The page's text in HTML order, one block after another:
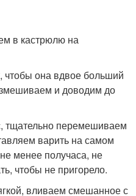
в кастрюлю на
чтобы она вдвое больший
и доводим до
тщательно перемешиваем
варить на самом
менее получаса, не
чтобы не пригорело.
вливаем смешанное с